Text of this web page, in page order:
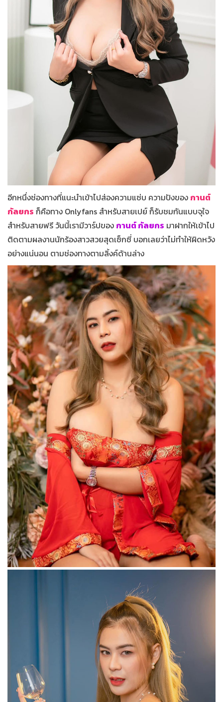
อีกหนึ่งช่องทางที่แนะนำเข้าไปส่องความแซ่บ ความปังของ กานต์
กัลยกร ก็คือทาง Onlyfans สำหรับสายเปย์ ก็รับชมกันแบบจุใจ
สำหรับสายฟรี วันนี้เรามีวาร์ปของ กานต์ กัลยกร มาฝากให้เข้าไป
ติดตามผลงานนักร้องสาวสวยสุดเซ็กซี่ บอกเลยว่าไม่ทำให้ผิดหวัง
อย่างแน่นอน ตามช่องทางตามลิ้งค์ด้านล่าง